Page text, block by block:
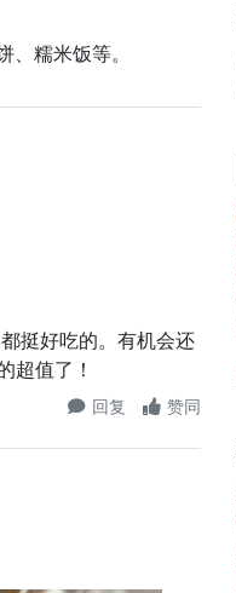
糯米饭等。
挺好吃的。有机会还
超值了！
回复 赞同